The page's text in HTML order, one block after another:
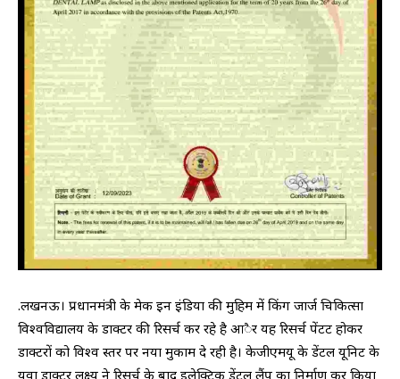
.लखनऊ। प्रधानमंत्री के मेक इन इंडिया की मुहिम में किंग जार्ज चिकित्सा
विश्वविद्यालय के डाक्टर की रिसर्च कर रहे है आैर यह रिसर्च पेंटट होकर
डाक्टरों को विश्व स्तर पर नया मुकाम दे रही है। केजीएमयू के डेंटल यूनिट के
युवा डाक्टर लक्ष्य ने रिसर्च के बाद इलेक्ट्रिक डेंटल लैंप का निर्माण कर किया